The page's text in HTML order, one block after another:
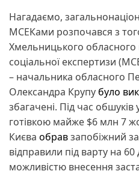
Нагадаємо,
МСЕКами розпочався з
Хмельницького
соціальної експертизи
– начальника обласного
Олександра Крупу було
збагачені. Під час
готівкою майже $6 млн 7
Києва обравзапобіжний
відправили під варту на 60
можливістю внесення